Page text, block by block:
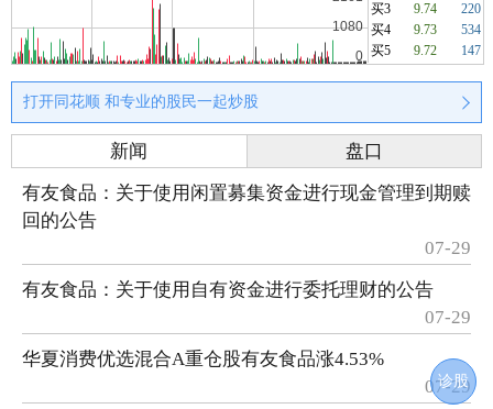
买3
9.74
220
买4
9.73
534
买5
9.72 147
打开同花顺 和专业的股民一起炒股
诊股
新闻
盘口
有友食品：关于使用闲置募集资金进行现金管理到期赎
回的公告
07-29
有友食品：关于使用自有资金进行委托理财的公告
07-29
华夏消费优选混合A重仓股有友食品涨4.53%
07-29